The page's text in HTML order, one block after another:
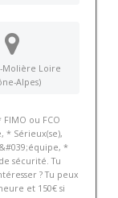
Molière Loire
Alpes)
ou FCO
* Sérieux(se),
*
sécurité. Tu
? Tu peux
et 150€ si